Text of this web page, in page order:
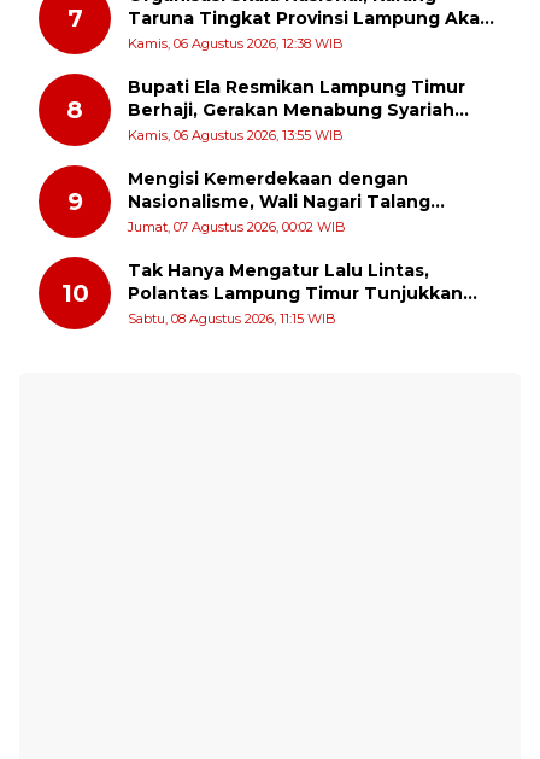
7
Taruna Tingkat Provinsi Lampung Akan
Melakukan Temu Karya pada tanggal 7
Kamis, 06 Agustus 2026, 12:38 WIB
8
Bupati Ela Resmikan Lampung Timur
Berhaji, Gerakan Menabung Syariah
untuk Wujudkan Impian ke Tanah Suci
Kamis, 06 Agustus 2026, 13:55 WIB
9
Mengisi Kemerdekaan dengan
Nasionalisme, Wali Nagari Talang
Serukan Pengibaran Bendera Merah
Jumat, 07 Agustus 2026, 00:02 WIB
10
Tak Hanya Mengatur Lalu Lintas,
Polantas Lampung Timur Tunjukkan
Kepedulian Sosial
Sabtu, 08 Agustus 2026, 11:15 WIB